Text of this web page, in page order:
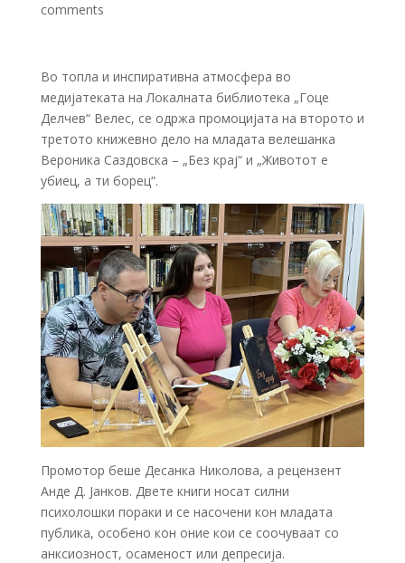
comments
Во топла и инспиративна атмосфера во
медијатеката на Локалната библиотека „Гоце
Делчев“ Велес, се одржа промоцијата на второто и
третото книжевно дело на младата велешанка
Вероника Саздовска – „Без крај“ и „Животот е
убиец, а ти борец“.
Промотор беше Десанка Николова, а рецензент
Анде Д. Јанков. Двете книги носат силни
психолошки пораки и се насочени кон младата
публика, особено кон оние кои се соочуваат со
анксиозност, осаменост или депресија.